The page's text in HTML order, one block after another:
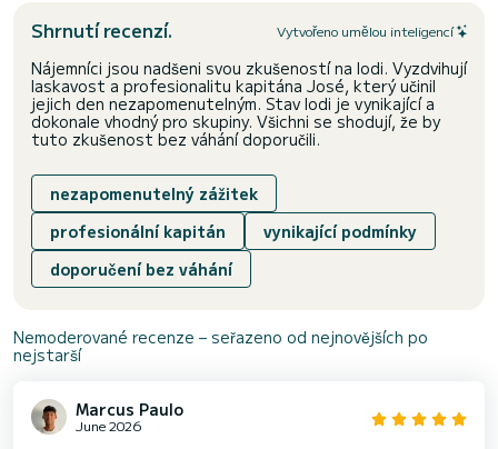
Shrnutí recenzí. Vytvořeno umělou inteligencí
Nájemníci jsou nadšeni svou zkušeností na lodi. Vyzdvihují
laskavost a profesionalitu kapitána José, který učinil
jejich den nezapomenutelným. Stav lodi je vynikající a
dokonale vhodný pro skupiny. Všichni se shodují, že by
tuto zkušenost bez váhání doporučili.
nezapomenutelný zážitek
profesionální kapitán
vynikající podmínky
doporučení bez váhání
Nemoderované recenze – seřazeno od nejnovějších po
nejstarší
Marcus Paulo
June 2026